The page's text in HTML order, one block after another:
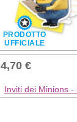
PRODOTTO
UFFICIALE
4,70 €
Inviti dei Minions -